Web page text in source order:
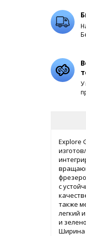
У
Explore
с
также
легкий
и
Ширина